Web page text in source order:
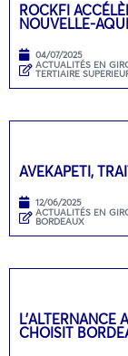
ROCKFI
NOUVELLE-
04/07/2025
ACTUALITÉS EN
TERTIAIRE
AVEKAPETI,
12/06/2025
ACTUALITÉS EN
BORDEAUX
L’ALTERNANCE
CHOISIT